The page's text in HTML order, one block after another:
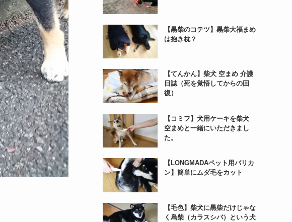
【黒柴のコテツ】黒柴大福まめ
は抱き枕？
【てんかん】柴犬 空まめ 介護
日誌（死を覚悟してからの回
復）
【コミフ】犬用ケーキを柴犬
空まめと一緒にいただきまし
た。
【LONGMADAペット用バリカ
ン】簡単にムダ毛をカット
【毛色】柴犬に黒柴だけじゃな
く烏柴（カラスシバ）という犬